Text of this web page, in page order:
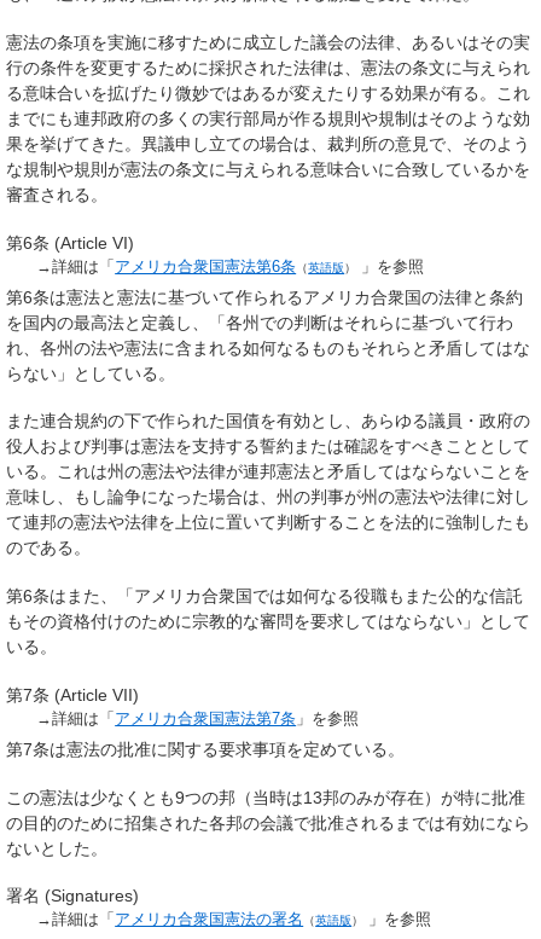
憲法の条項を実施に移すために成立した議会の法律、あるいはその実
行の条件を変更するために採択された法律は、憲法の条文に与えられ
る意味合いを拡げたり微妙ではあるが変えたりする効果が有る。これ
までにも連邦政府の多くの実行部局が作る規則や規制はそのような効
果を挙げてきた。異議申し立ての場合は、裁判所の意見で、そのよう
な規制や規則が憲法の条文に与えられる意味合いに合致しているかを
審査される。
第6条 (Article VI)
→詳細は「 アメリカ合衆国憲法第6条 （英語版） 」を参照
第6条は憲法と憲法に基づいて作られるアメリカ合衆国の法律と条約
を国内の最高法と定義し、「各州での判断はそれらに基づいて行わ
れ、各州の法や憲法に含まれる如何なるものもそれらと矛盾してはな
らない」としている。
また連合規約の下で作られた国債を有効とし、あらゆる議員・政府の
役人および判事は憲法を支持する誓約または確認をすべきこととして
いる。これは州の憲法や法律が連邦憲法と矛盾してはならないことを
意味し、もし論争になった場合は、州の判事が州の憲法や法律に対し
て連邦の憲法や法律を上位に置いて判断することを法的に強制したも
のである。
第6条はまた、「アメリカ合衆国では如何なる役職もまた公的な信託
もその資格付けのために宗教的な審問を要求してはならない」として
いる。
第7条 (Article VII)
→詳細は「 アメリカ合衆国憲法第7条 」を参照
第7条は憲法の批准に関する要求事項を定めている。
この憲法は少なくとも9つの邦（当時は13邦のみが存在）が特に批准
の目的のために招集された各邦の会議で批准されるまでは有効になら
ないとした。
署名 (Signatures)
→詳細は「 アメリカ合衆国憲法の署名 （英語版） 」を参照